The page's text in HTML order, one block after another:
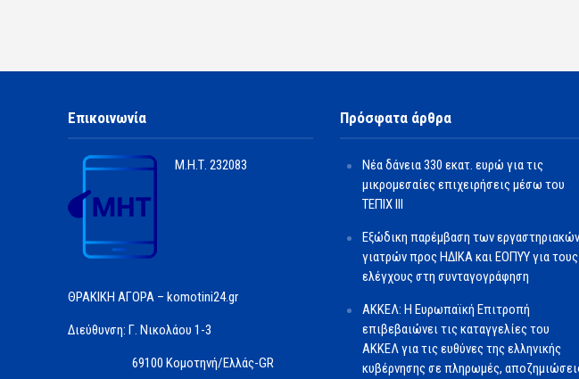
Επικοινωνία
Μ.Η.Τ. 232083
ΘΡΑΚΙΚΗ ΑΓΟΡΑ – komotini24.gr
Διεύθυνση: Γ. Νικολάου 1-3
69100 Κομοτηνή/Ελλάς-GR
Πρόσφατα άρθρα
Νέα δάνεια 330 εκατ. ευρώ για τις
μικρομεσαίες επιχειρήσεις μέσω του
ΤΕΠΙΧ ΙΙΙ
Εξώδικη παρέμβαση των εργαστηριακών
γιατρών προς ΗΔΙΚΑ και ΕΟΠΥΥ για τους
ελέγχους στη συνταγογράφηση
ΑΚΚΕΛ: Η Ευρωπαϊκή Επιτροπή
επιβεβαιώνει τις καταγγελίες του
ΑΚΚΕΛ για τις ευθύνες της ελληνικής
κυβέρνησης σε πληρωμές,